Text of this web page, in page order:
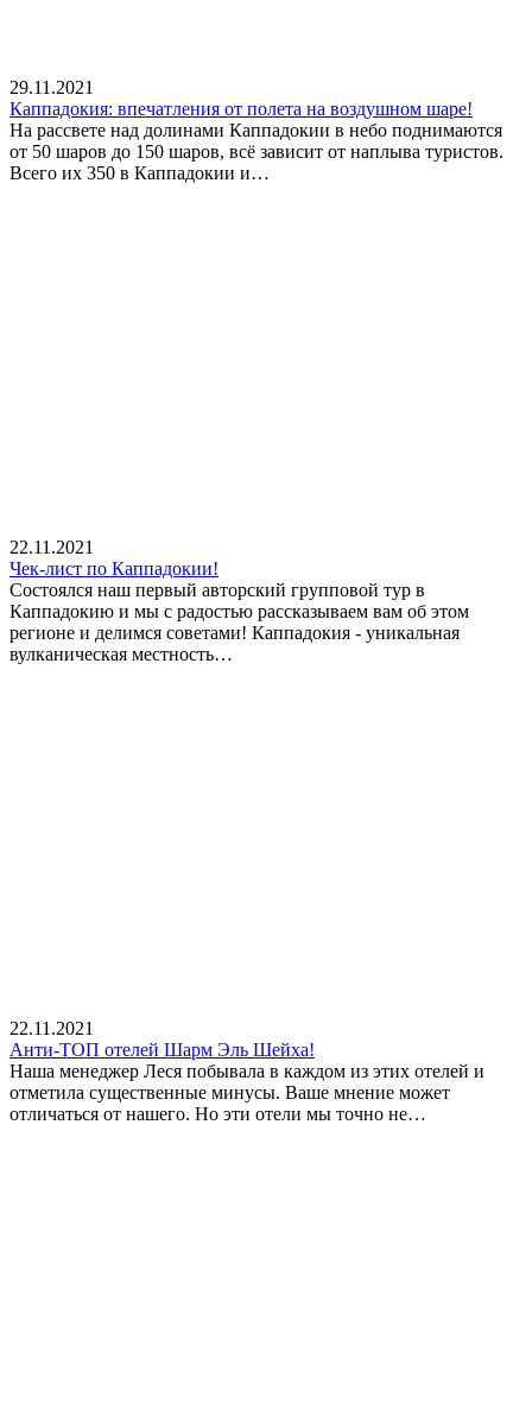
29.11.2021
Каппадокия: впечатления от полета на воздушном шаре!
На рассвете над долинами Каппадокии в небо поднимаются
от 50 шаров до 150 шаров, всё зависит от наплыва туристов.
Всего их 350 в Каппадокии и…
22.11.2021
Чек-лист по Каппадокии!
Состоялся наш первый авторский групповой тур в
Каппадокию и мы с радостью рассказываем вам об этом
регионе и делимся советами! Каппадокия - уникальная
вулканическая местность…
22.11.2021
Анти-ТОП отелей Шарм Эль Шейха!
Наша менеджер Леся побывала в каждом из этих отелей и
отметила существенные минусы. Ваше мнение может
отличаться от нашего. Но эти отели мы точно не…